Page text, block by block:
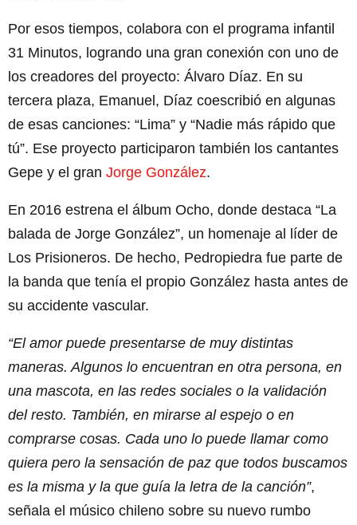
Por esos tiempos, colabora con el programa infantil
31 Minutos, logrando una gran conexión con uno de
los creadores del proyecto: Álvaro Díaz. En su
tercera plaza, Emanuel, Díaz coescribió en algunas
de esas canciones: “Lima” y “Nadie más rápido que
tú”. Ese proyecto participaron también los cantantes
Gepe y el gran Jorge González.
En 2016 estrena el álbum Ocho, donde destaca “La
balada de Jorge González”, un homenaje al líder de
Los Prisioneros. De hecho, Pedropiedra fue parte de
la banda que tenía el propio González hasta antes de
su accidente vascular.
“El amor puede presentarse de muy distintas
maneras. Algunos lo encuentran en otra persona, en
una mascota, en las redes sociales o la validación
del resto. También, en mirarse al espejo o en
comprarse cosas. Cada uno lo puede llamar como
quiera pero la sensación de paz que todos buscamos
es la misma y la que guía la letra de la canción”,
señala el músico chileno sobre su nuevo rumbo